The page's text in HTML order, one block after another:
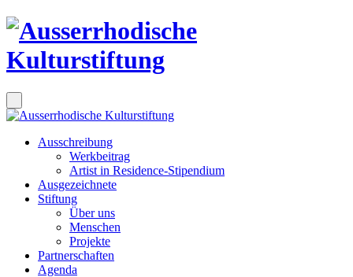
Ausschreibung
Werkbeitrag
Artist in Residence-Stipendium
Ausgezeichnete
Stiftung
Über uns
Menschen
Projekte
Partnerschaften
Agenda